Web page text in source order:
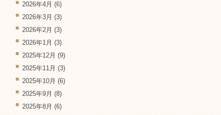
2026年4月 (6)
2026年3月 (3)
2026年2月 (3)
2026年1月 (3)
2025年12月 (9)
2025年11月 (3)
2025年10月 (6)
2025年9月 (8)
2025年8月 (6)